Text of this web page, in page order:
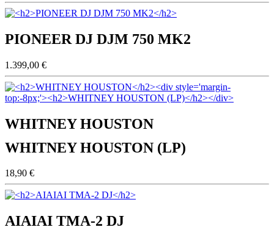
PIONEER DJ DJM 750 MK2
1.399,00 €
WHITNEY HOUSTON
WHITNEY HOUSTON (LP)
18,90 €
AIAIAI TMA-2 DJ